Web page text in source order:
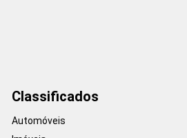
Classificados
Automóveis